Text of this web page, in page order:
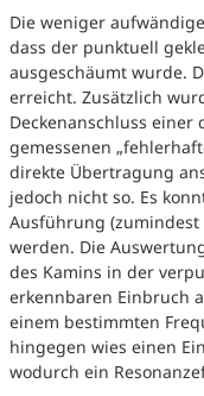
Die weniger
dass der punktuell
ausgeschäumt wurde.
erreicht. Zusätzlich
Deckenanschluss
gemessenen
direkte Übertragung
jedoch nicht so. Es
Ausführung (zumindest
werden. Die
des Kamins in der
erkennbaren Einbruch
einem bestimmten
hingegen wies einen
wodurch ein